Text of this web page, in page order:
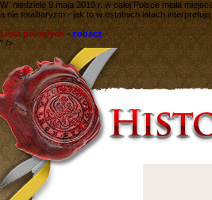
W niedzielę 9 maja 2010 r. w całej Polsce miała
a nie totalitaryzm - jak to w ostatnich latach interpretują
Lista poległych - zobacz
" />